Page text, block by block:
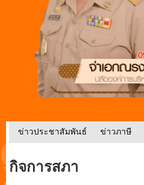
ข่าวประชาสัมพันธ์ / ข่าวภาษี /
กิจการสภา